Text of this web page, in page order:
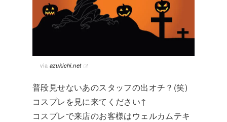
via azukichi.net
普段見せないあのスタッフの出オチ？(笑)
コスプレを見に来てください↑
コスプレで来店のお客様はウェルカムテキ